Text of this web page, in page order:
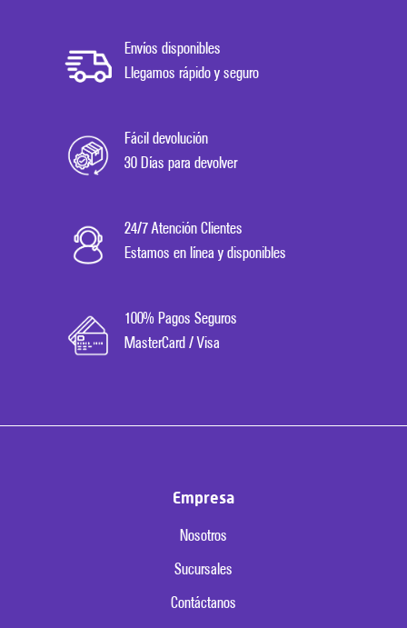
Envíos disponibles
Llegamos rápido y seguro
Fácil devolución
30 Días para devolver
24/7 Atención Clientes
Estamos en línea y disponibles
100% Pagos Seguros
MasterCard / Visa
Empresa
Nosotros
Sucursales
Contáctanos